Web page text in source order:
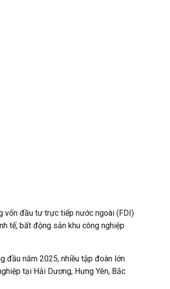
vốn đầu tư trực tiếp nước ngoài (FDI)
tế, bất động sản khu công nghiệp
đầu năm 2025, nhiều tập đoàn lớn
tại Hải Dương, Hưng Yên, Bắc